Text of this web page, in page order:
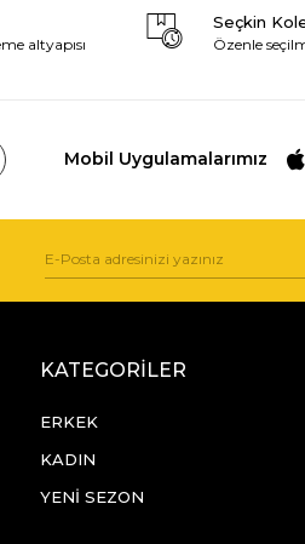
altyapısı
Seçkin
Özenle
Mobil Uygulamalarımız
KATEGORİLER
ERKEK
KADIN
YENİ SEZON